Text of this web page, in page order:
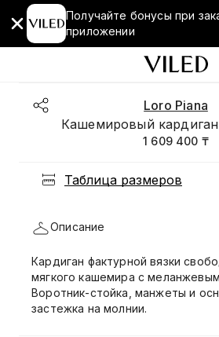
Получайте бонусы при
приложении
Loro Piana
Кашемировый
1 609 400 ₸
Таблица размеров
Описание
Кардиган фактурной вязки
мягкого кашемира с
Воротник-стойка, манжеты и
застежка на молнии.